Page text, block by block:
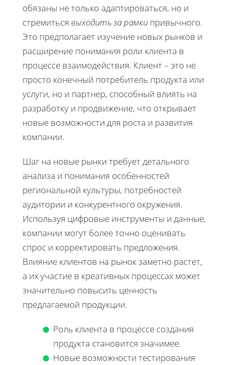
обязаны не только адаптироваться, но и
стремиться выходить за рамки привычного.
Это предполагает изучение новых рынков и
расширение понимания роли клиента в
процессе взаимодействия. Клиент – это не
просто конечный потребитель продукта или
услуги, но и партнер, способный влиять на
разработку и продвижение, что открывает
новые возможности для роста и развития
компании.
Шаг на новые рынки требует детального
анализа и понимания особенностей
региональной культуры, потребностей
аудитории и конкурентного окружения.
Используя цифровые инструменты и данные,
компании могут более точно оценивать
спрос и корректировать предложения.
Влияние клиентов на рынок заметно растет,
а их участие в креативных процессах может
значительно повысить ценность
предлагаемой продукции.
Роль клиента в процессе создания
продукта становится значимее.
Новые возможности тестирования